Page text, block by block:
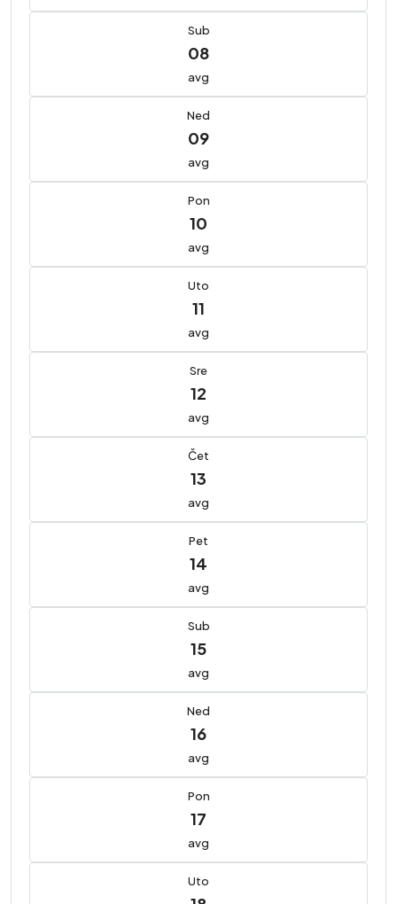
Sub
08
avg
Ned
09
avg
Pon
10
avg
Uto
11
avg
Sre
12
avg
Čet
13
avg
Pet
14
avg
Sub
15
avg
Ned
16
avg
Pon
17
avg
Uto